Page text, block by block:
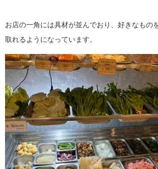
お店の一角には具材が並んでおり、好きなもの
取れるようになっています。